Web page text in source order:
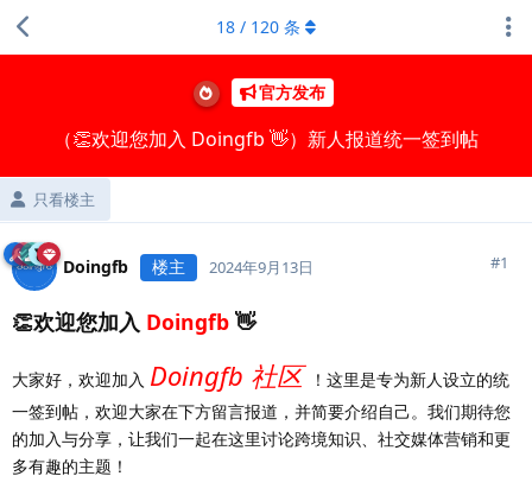
官方发布
（👏欢迎您加入 Doingfb 👋）新人报道统一签到帖
只看楼主
18 / 120 条
Doingfb 楼主 2024年9月13日 #1
👏欢迎您加入 Doingfb 👋
大家好，欢迎加入 Doingfb 社区
！这里是专为新人设立的统
一签到帖，欢迎大家在下方留言报道，并简要介绍自己。我们期待您
的加入与分享，让我们一起在这里讨论跨境知识、社交媒体营销和更
多有趣的主题！